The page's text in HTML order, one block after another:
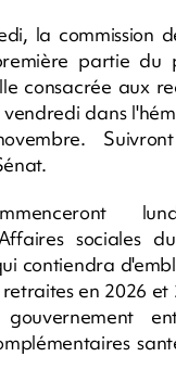
la commission
partie du
consacrée aux
dans
sociales
contiendra
en 2026